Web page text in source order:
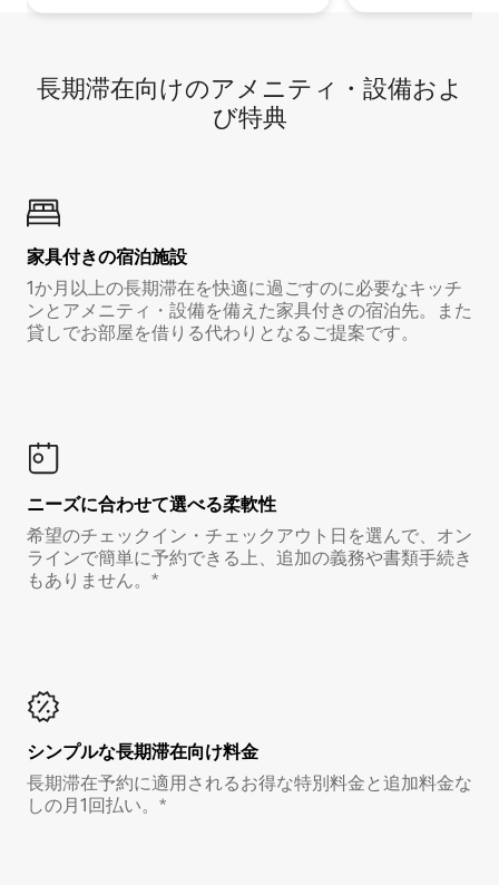
長期滞在向け⁠のア⁠メ⁠ニ⁠テ⁠ィ⁠・設⁠備⁠およ
び特⁠典
家具付き⁠の宿⁠泊⁠施⁠設
1か月以上の長期滞在を快適に過ごすのに必要なキッチ
ンとアメニティ・設備を備えた家具付きの宿泊先。また
貸しでお部屋を借りる代わりとなるご提案です。
ニーズに合わせて選べる柔軟性
希望のチェックイン・チェックアウト日を選んで、オン
ラインで簡単に予約できる上、追加の義務や書類手続き
もありません。*
シンプルな長期滞在向け料金
長期滞在予約に適用されるお得な特別料金と追加料金な
しの月1回払い。*